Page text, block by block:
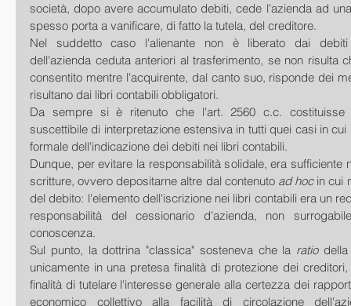
società, dopo avere accumulato debiti, cede l'azienda ad
spesso porta a vanificare, di fatto la tutela, del creditore.
Nel suddetto caso l'alienante non è liberato dai debiti
dell'azienda ceduta anteriori al trasferimento, se non risulta
consentito mentre l'acquirente, dal canto suo, risponde dei
risultano dai libri contabili obbligatori.
Da sempre si è ritenuto che l'art. 2560 c.c. costituisse
suscettibile di interpretazione estensiva in tutti quei casi in
formale dell'indicazione dei debiti nei libri contabili.
Dunque, per evitare la responsabilità solidale, era sufficiente
scritture, ovvero depositarne altre dal contenuto ad hoc in cui
del debito: l'elemento dell'iscrizione nei libri contabili era un
responsabilità del cessionario d'azienda, non
conoscenza.
Sul punto, la dottrina "classica" sosteneva che la ratio della
unicamente in una pretesa finalità di protezione dei
finalità di tutelare l'interesse generale alla certezza dei
economico collettivo alla facilità di circolazione